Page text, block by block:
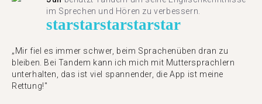
im Sprechen und Hören zu verbessern.
starstarstarstarstar
„Mir fiel es immer schwer, beim Sprachenüben dran zu
bleiben. Bei Tandem kann ich mich mit Muttersprachlern
unterhalten, das ist viel spannender, die App ist meine
Rettung!"